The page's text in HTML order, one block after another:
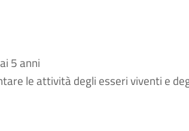
5 anni
le attività degli esseri viventi e